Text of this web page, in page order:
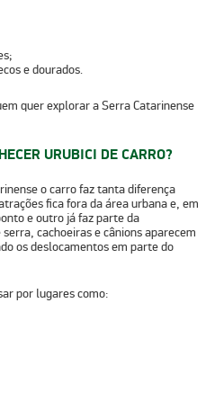
e dourados.
quer explorar a Serra Catarinense
URUBICI DE CARRO?
o carro faz tanta diferença
fica fora da área urbanae, em
e outro já faz parte da
cachoeiras e cânions aparecem
os deslocamentos em parte do
por lugares como: